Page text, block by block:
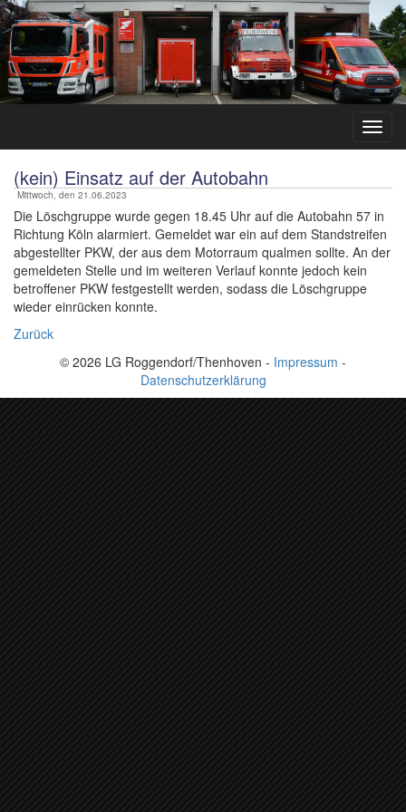
(kein) Einsatz auf der Autobahn
Mittwoch, den 21.06.2023
Die Löschgruppe wurde gegen 18.45 Uhr auf die Autobahn 57 in
Richtung Köln alarmiert. Gemeldet war ein auf dem Standstreifen
abgestellter PKW, der aus dem Motorraum qualmen sollte. An der
gemeldeten Stelle und im weiteren Verlauf konnte jedoch kein
betroffener PKW festgestellt werden, sodass die Löschgruppe
wieder einrücken konnte.
Zurück
© 2026 LG Roggendorf/Thenhoven - Impressum -
Datenschutzerklärung